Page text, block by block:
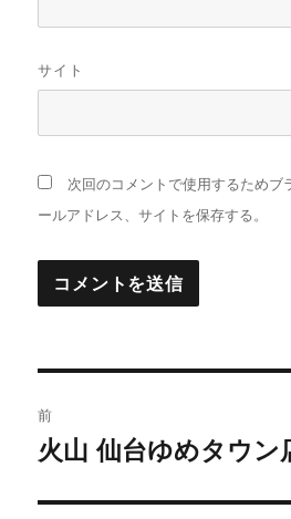
サイト
次回のコメントで使用するためブ
ールアドレス、サイトを保存する。
稿
前
前
投
火山 仙台ゆめタウン